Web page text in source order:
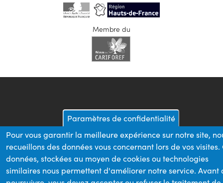
Membre du
Paramètres de confidentialité
Pour vous garantir la meilleure expérience sur notre site,
recueillons des données vous concernant lors de vos visites.
données, stockées au moyen de cookies ou technologies
similaires nous permettent d'améliorer notre service. Avant